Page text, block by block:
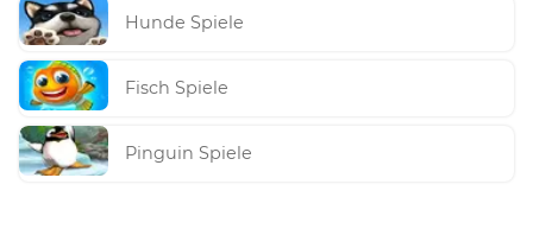
Hunde Spiele
Fisch Spiele
Pinguin Spiele